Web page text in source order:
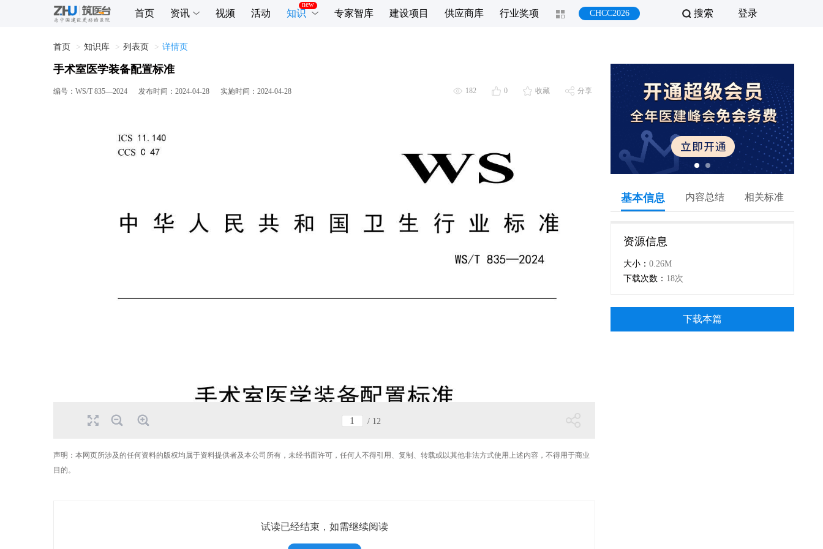
登录
搜索
首页 资讯 视频 活动 知识 专家智库 建设项目 供应商库 行业奖项 CHCC2026
首页 知识库 列表页 详情页
手术室医学装备配置标准
编号： WS/T 835—2024 发布时间： 2024-04-28 实施时间： 2024-04-28 182 0 收藏 分享
/ 12
声明：本网页所涉及的任何资料的版权均属于资料提供者及本公司所有，未经书面许可，任何人不得引用、复制、转载或以其他非法方式使用上述内容，不得用于商业
目的。
试读已经结束，如需继续阅读
基本信息 内容总结 相关标准
资源信息
大小： 0.26M
下载次数： 18次
下载本篇